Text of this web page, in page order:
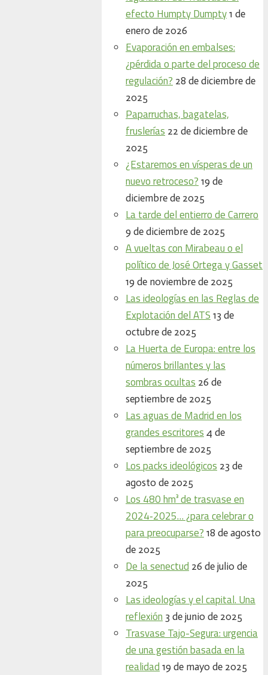
efecto Humpty Dumpty 1 de
enero de 2026
Evaporación en embalses:
¿pérdida o parte del proceso de
regulación? 28 de diciembre de
2025
Paparruchas, bagatelas,
fruslerías 22 de diciembre de
2025
¿Estaremos en vísperas de un
nuevo retroceso? 19 de
diciembre de 2025
La tarde del entierro de Carrero
9 de diciembre de 2025
A vueltas con Mirabeau o el
político de José Ortega y Gasset
19 de noviembre de 2025
Las ideologías en las Reglas de
Explotación del ATS 13 de
octubre de 2025
La Huerta de Europa: entre los
números brillantes y las
sombras ocultas 26 de
septiembre de 2025
Las aguas de Madrid en los
grandes escritores 4 de
septiembre de 2025
Los packs ideológicos 23 de
agosto de 2025
Los 480 hm³ de trasvase en
2024‑2025… ¿para celebrar o
para preocuparse? 18 de agosto
de 2025
De la senectud 26 de julio de
2025
Las ideologías y el capital. Una
reflexión 3 de junio de 2025
Trasvase Tajo-Segura: urgencia
de una gestión basada en la
realidad 19 de mayo de 2025